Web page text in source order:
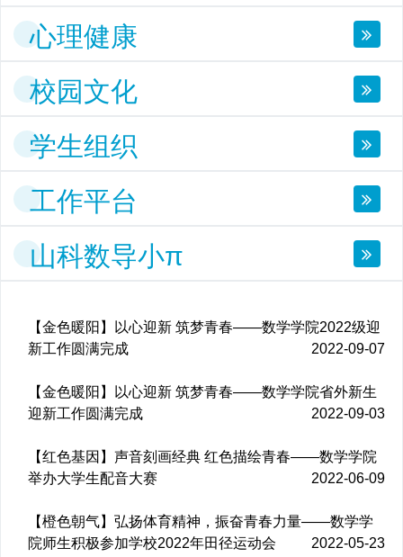
心理健康
校园文化
学生组织
工作平台
山科数导小π
【金色暖阳】以心迎新 筑梦青春——数学学院2022级迎
新工作圆满完成
2022-09-07
【金色暖阳】以心迎新 筑梦青春——数学学院省外新生
迎新工作圆满完成
2022-09-03
【红色基因】声音刻画经典 红色描绘青春——数学学院
举办大学生配音大赛
2022-06-09
【橙色朝气】弘扬体育精神，振奋青春力量——数学学
院师生积极参加学校2022年田径运动会
2022-05-23